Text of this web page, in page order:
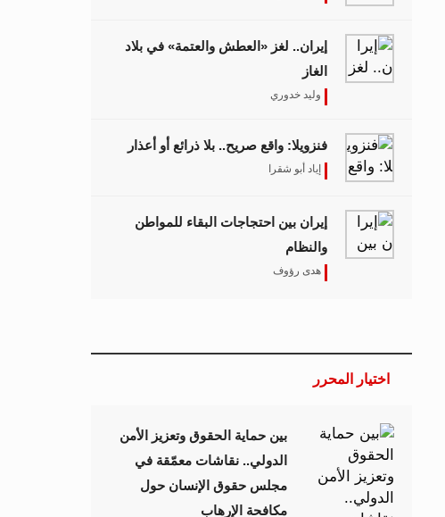
إيران.. لغز «العطش والعتمة» في بلاد
الغاز
وليد خدوري
فنزويلا: واقع صريح.. بلا ذرائع أو أعذار
إياد أبو شقرا
إيران بين احتجاجات البقاء للمواطن
والنظام
هدى رؤوف
اختيار المحرر
بين حماية الحقوق وتعزيز الأمن
الدولي.. نقاشات معمّقة في
مجلس حقوق الإنسان حول
مكافحة الإرهاب